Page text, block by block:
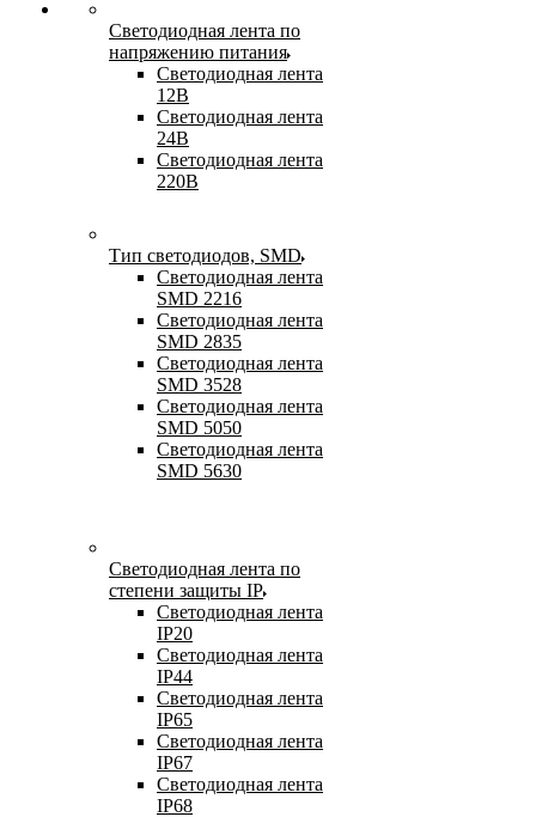
Светодиодная лента по
напряжению питания
Светодиодная лента
12В
Светодиодная лента
24В
Светодиодная лента
220В
Тип светодиодов, SMD
Cветодиодная лента
SMD 2216
Светодиодная лента
SMD 2835
Светодиодная лента
SMD 3528
Светодиодная лента
SMD 5050
Светодиодная лента
SMD 5630
Светодиодная лента по
степени защиты IP
Светодиодная лента
IP20
Светодиодная лента
IP44
Светодиодная лента
IP65
Светодиодная лента
IP67
Светодиодная лента
IP68